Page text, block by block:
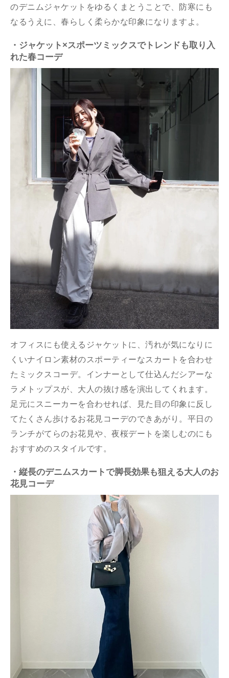
のデニムジャケットをゆるくまとうことで、防寒にも
なるうえに、春らしく柔らかな印象になりますよ。
・ジャケット×スポーツミックスでトレンドも取り入
れた春コーデ
オフィスにも使えるジャケットに、汚れが気になりに
くいナイロン素材のスポーティーなスカートを合わせ
たミックスコーデ。インナーとして仕込んだシアーな
ラメトップスが、大人の抜け感を演出してくれます。
足元にスニーカーを合わせれば、見た目の印象に反し
てたくさん歩けるお花見コーデのできあがり。平日の
ランチがてらのお花見や、夜桜デートを楽しむのにも
おすすめのスタイルです。
・縦長のデニムスカートで脚長効果も狙える大人のお
花見コーデ